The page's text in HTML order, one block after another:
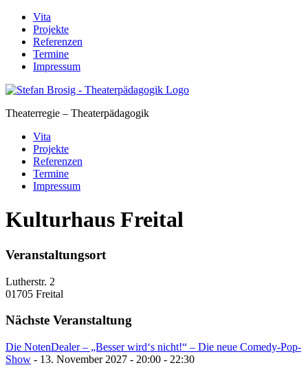
Skip
content
Vita
Projekte
Referenzen
Termine
Impressum
Theaterregie – Theaterpädagogik
Vita
Projekte
Referenzen
Termine
Impressum
Kulturhaus Freital
Veranstaltungsort
Lutherstr. 2
01705 Freital
Nächste Veranstaltung
Die NotenDealer – „Besser wird‘s nicht!“ – Die neue Comedy-Pop-
Show - 13. November 2027 - 20:00 - 22:30